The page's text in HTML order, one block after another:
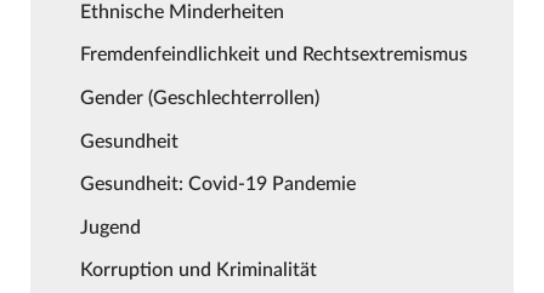
Ethnische Minderheiten
Fremdenfeindlichkeit und Rechtsextremismus
Gender (Geschlechterrollen)
Gesundheit
Gesundheit: Covid-19 Pandemie
Jugend
Korruption und Kriminalität